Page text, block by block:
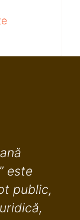
este
public,